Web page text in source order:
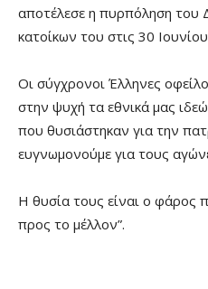
αποτέλεσε η πυρπόληση του
κατοίκων του στις 30
Οι σύγχρονοι Έλληνες
στην ψυχή τα εθνικά μας
που θυσιάστηκαν για την
ευγνωμονούμε για τους
Η θυσία τους είναι ο φάρος
προς το μέλλον”.